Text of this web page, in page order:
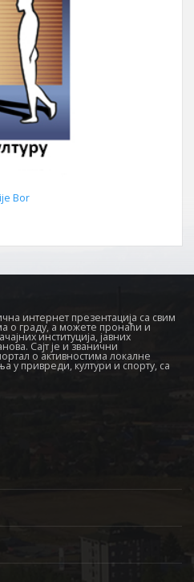
интернет презентација са свим
о граду, а можете пронаћи и
институција, јавних
Сајт је и званични
о активностима локалне
у привреди, култури и спорту, са